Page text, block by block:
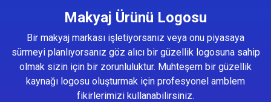
Makyaj Ürünü Logosu
Bir makyaj markası işletiyorsanız veya onu piyasaya
sürmeyi planlıyorsanız göz alıcı bir güzellik logosuna sahip
olmak sizin için bir zorunluluktur. Muhteşem bir güzellik
kaynağı logosu oluşturmak için profesyonel amblem
fikirlerimizi kullanabilirsiniz.